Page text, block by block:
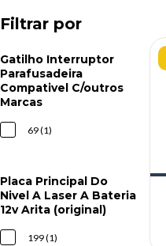
Filtrar por
Gatilho Interruptor
Parafusadeira
Compativel C/outros
Marcas
69 (1)
Placa Principal Do
Nivel A Laser A Bateria
12v Arita (original)
199 (1)